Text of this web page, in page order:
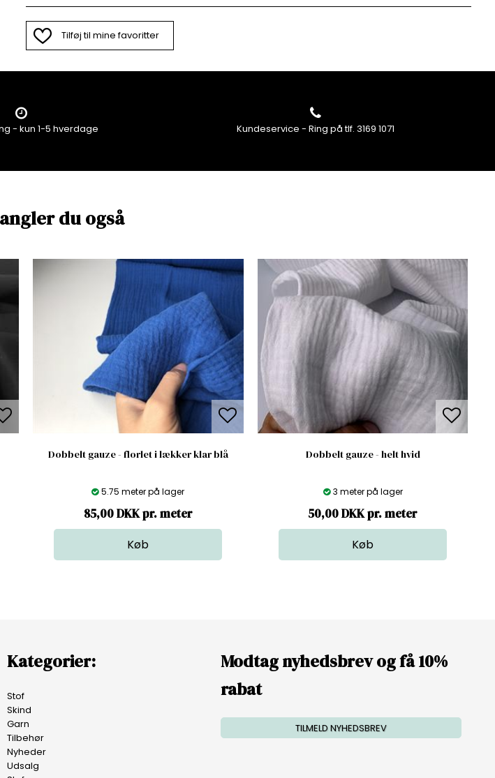
Tilføj til mine favoritter
- kun 1-5 hverdage Kundeservice - Ring på tlf. 3169 1071
du også
Dobbelt gauze - florlet i lækker klar blå
5.75 meter på lager
85,00 DKK pr. meter
Dobbelt gauze - helt hvid
3 meter på lager
50,00 DKK pr. meter
Kategorier:
Stof
Skind
Garn
Tilbehør
Nyheder
Udsalg
Modtag nyhedsbrev og få 10%
rabat
TILMELD NYHEDSBREV